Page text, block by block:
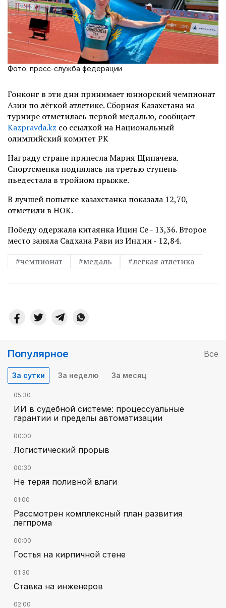
Фото: пресс-служба федерации
Гонконг в эти дни принимает юниорский чемпионат
Азии по лёгкой атлетике. Сборная Казахстана на
турнире отметилась первой медалью, сообщает
Kazpravda.kz со ссылкой на Национальный
олимпийский комитет РК
Награду стране принесла Мария Щипачева.
Спортсменка поднялась на третью ступень
пьедестала в тройном прыжке.
В лучшей попытке казахстанка показала 12,70,
отметили в НОК.
Победу одержала китаянка Ицин Се - 13,36. Второе
место заняла Садхана Рави из Индии - 12,84.
#чемпионат
#медаль #легкая атлетика
Популярное Все
За сутки За неделю За месяц
05:30
ИИ в судебной системе: процессуальные
гарантии и пределы автоматизации
00:00
Логистический прорыв
00:30
Не теряя поливной влаги
01:00
Рассмотрен комплексный план развития
легпрома
00:00
Гостья на кирпичной стене
01:30
Ставка на инженеров
02:00